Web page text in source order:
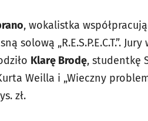
, wokalistka
solową „R.E.S.P.E.C.T.”.
Klarę Brodę, studentkę
Weilla i „Wieczny
zł.